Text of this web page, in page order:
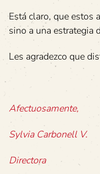
Está claro, que estos
sino a una estrategia
Les agradezco que
Afectuosamente,
Sylvia Carbonell V.
Directora